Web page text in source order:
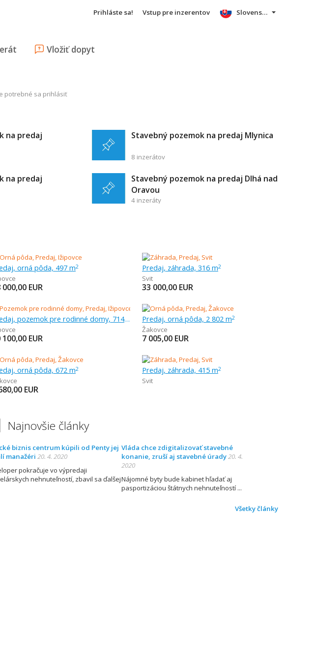
Prihláste sa! Vstup pre inzerentov
Vložiť dopyt
Slovensky
potrebné sa prihlásiť
na predaj
Stavebný pozemok na predaj Mlynica
8 inzerátov
na predaj
Stavebný pozemok na predaj Dlhá nad
Oravou
4 inzeráty
orná pôda, 497 m2
000,00 EUR
Predaj, záhrada, 316 m2
Svit
33 000,00 EUR
Predaj, pozemok pre rodinné domy, 714 m
100,00 EUR
Predaj, orná pôda, 2 802 m2
Žakovce
7 005,00 EUR
orná pôda, 672 m2
EUR
Predaj, záhrada, 415 m2
Svit
Najnovšie články
biznis centrum kúpili od Penty jej
manažéri 20. 4. 2020
pokračuje vo výpredaji
nehnuteľností, zbavil sa ďalšej
Vláda chce zdigitalizovať stavebné
konanie, zruší aj stavebné úrady20. 4.
2020
Nájomné byty bude kabinet hľadať aj
pasportizáciou štátnych nehnuteľností
Všetky články